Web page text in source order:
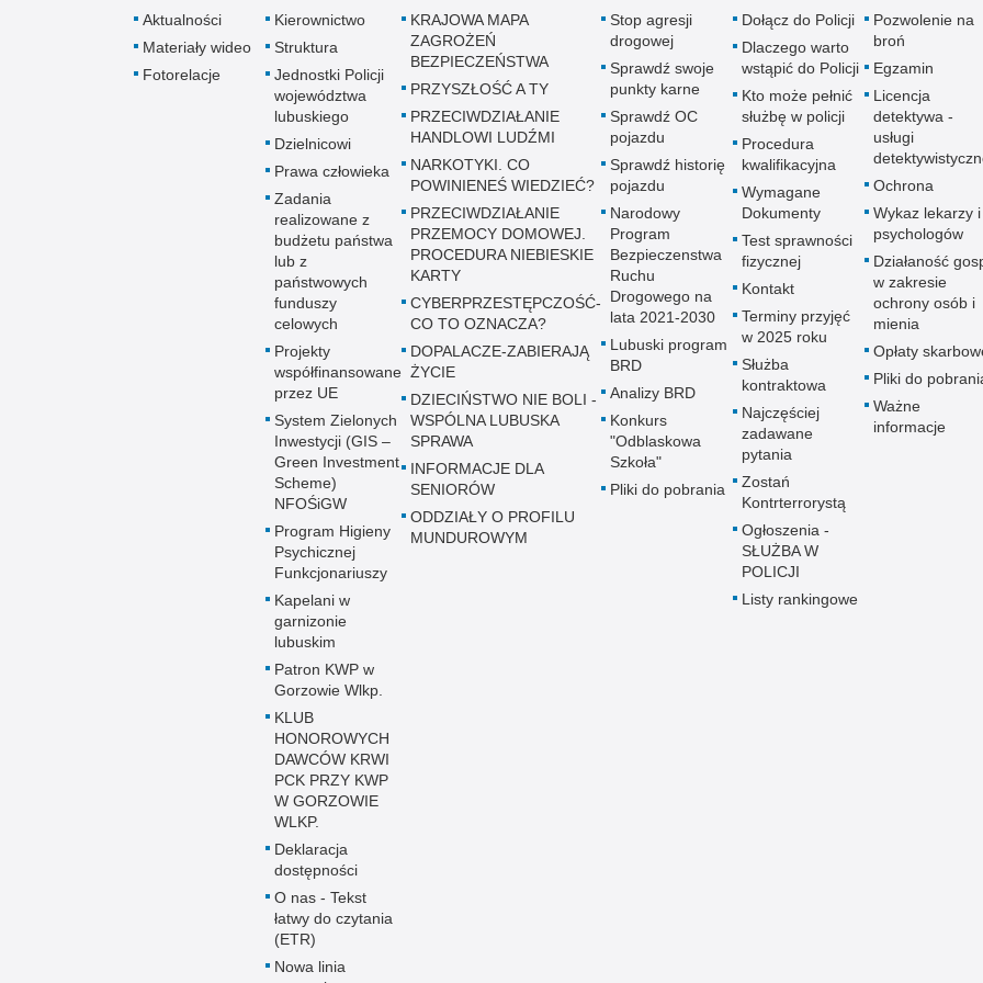
Aktualności
Materiały wideo
Fotorelacje
Kierownictwo
Struktura
Jednostki Policji
województwa
lubuskiego
Dzielnicowi
Prawa człowieka
Zadania
realizowane z
budżetu państwa
lub z
państwowych
funduszy
celowych
Projekty
współfinansowane
przez UE
System Zielonych
Inwestycji (GIS –
Green Investment
Scheme)
NFOŚiGW
Program Higieny
Psychicznej
Funkcjonariuszy
Kapelani w
garnizonie
lubuskim
Patron KWP w
Gorzowie Wlkp.
KLUB
HONOROWYCH
DAWCÓW KRWI
PCK PRZY KWP
W GORZOWIE
WLKP.
Deklaracja
dostępności
O nas - Tekst
łatwy do czytania
(ETR)
Nowa linia
KRAJOWA MAPA
ZAGROŻEŃ
BEZPIECZEŃSTWA
PRZYSZŁOŚĆ A TY
PRZECIWDZIAŁANIE
HANDLOWI LUDŹMI
NARKOTYKI. CO
POWINIENEŚ WIEDZIEĆ?
PRZECIWDZIAŁANIE
PRZEMOCY DOMOWEJ.
PROCEDURA NIEBIESKIE
KARTY
CYBERPRZESTĘPCZOŚĆ-
CO TO OZNACZA?
DOPALACZE-ZABIERAJĄ
ŻYCIE
DZIECIŃSTWO NIE BOLI -
WSPÓLNA LUBUSKA
SPRAWA
INFORMACJE DLA
SENIORÓW
ODDZIAŁY O PROFILU
MUNDUROWYM
Stop agresji
drogowej
Sprawdź swoje
punkty karne
Sprawdź OC
pojazdu
Sprawdź historię
pojazdu
Narodowy
Program
Bezpieczenstwa
Ruchu
Drogowego na
lata 2021-2030
Lubuski program
BRD
Analizy BRD
Konkurs
"Odblaskowa
Szkoła"
Pliki do pobrania
Dołącz do Policji
Dlaczego warto
wstąpić do Policji
Kto może pełnić
służbę w policji
Procedura
kwalifikacyjna
Wymagane
Dokumenty
Test sprawności
fizycznej
Kontakt
Terminy przyjęć
w 2025 roku
Służba
kontraktowa
Najczęściej
zadawane
pytania
Zostań
Kontrterrorystą
Ogłoszenia -
SŁUŻBA W
POLICJI
Listy rankingowe
Pozwolenie na
broń
Egzamin
Licencja
detektywa -
usługi
Ochrona
Wykaz lekarzy i
psychologów
Działaność
w zakresie
ochrony osób i
mienia
Opłaty
Pliki do
Ważne
informacje